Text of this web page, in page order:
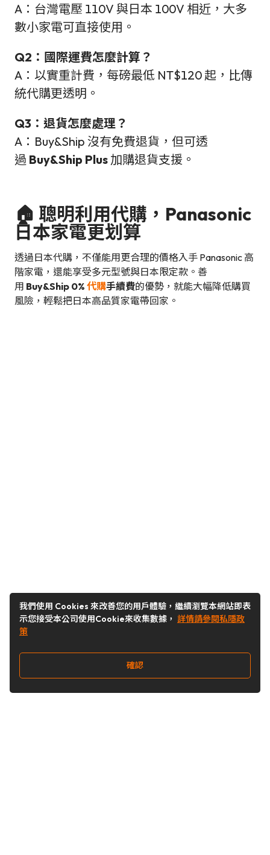
A：台灣電壓 110V 與日本 100V 相近，大多
數小家電可直接使用。
Q2：國際運費怎麼計算？
A：以實重計費，每磅最低 NT$120 起，比傳
統代購更透明。
Q3：退貨怎麼處理？
A：Buy&Ship 沒有免費退貨，但可透
過 Buy&Ship Plus 加購退貨支援。
🏠 聰明利用代購，Panasonic
日本家電更划算
透過日本代購，不僅能用更合理的價格入手 Panasonic 高
階家電，還能享受多元型號與日本限定款。善
用 Buy&Ship 0% 代購手續費的優勢，就能大幅降低購買
風險，輕鬆把日本高品質家電帶回家。
我們使用 Cookies 來改善您的用戶體驗，繼續瀏覽本網站即表
示您接受本公司使用Cookie來收集數據， 詳情請參閱私隱政
策
確認